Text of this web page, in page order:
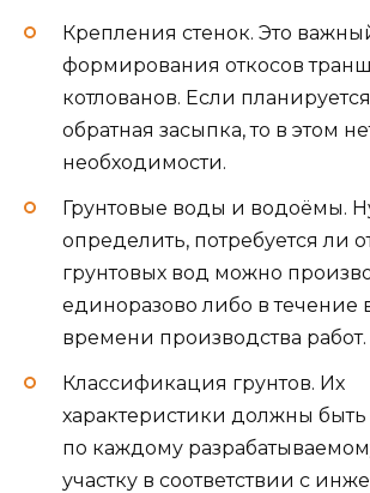
Крепления стенок. Это
формирования откосов
котлованов. Если
обратная засыпка, то в этом
необходимости.
Грунтовые воды и водоёмы.
определить, потребуется ли
грунтовых вод можно
единоразово либо в течение
времени производства работ.
Классификация грунтов. Их
характеристики должны
по каждому
участку в соответствии с